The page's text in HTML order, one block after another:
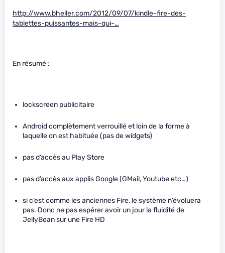
http://www.bheller.com/2012/09/07/kindle-fire-des-
tablettes-puissantes-mais-qui-…
En résumé :
lockscreen publicitaire
Android complètement verrouillé et loin de la forme à
laquelle on est habituée (pas de widgets)
pas d’accès au Play Store
pas d’accès aux applis Google (GMail, Youtube etc…)
si c’est comme les anciennes Fire, le système n’évoluera
pas. Donc ne pas espérer avoir un jour la fluidité de
JellyBean sur une Fire HD